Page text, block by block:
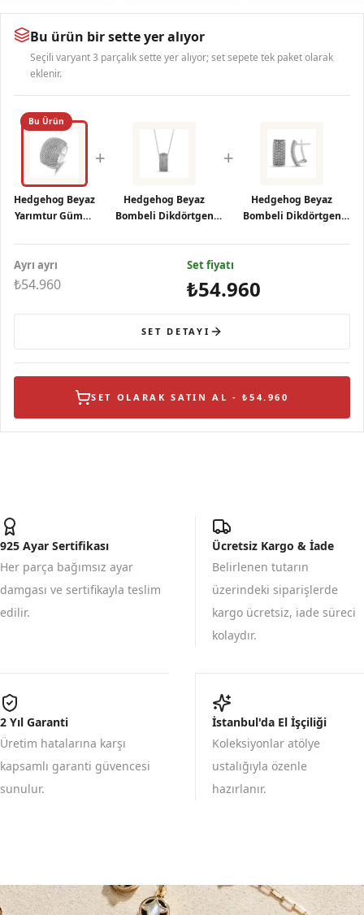
Bu ürün bir sette yer alıyor
Seçili varyant 3 parçalık sette yer alıyor; set sepete tek paket olarak
eklenir.
Bu Ürün
Hedgehog Beyaz
Yarımtur Gümüş
+
Hedgehog Beyaz
Bombeli Dikdörtgen
+
Hedgehog Beyaz
Bombeli Dikdörtgen
Ayrı ayrı
₺54.960
Set fiyatı
₺54.960
SET DETAYI
SET OLARAK SATIN AL - ₺54.960
925 Ayar Sertifikası
Her parça bağımsız ayar
damgası ve sertifikayla teslim
edilir.
Ücretsiz Kargo & İade
Belirlenen tutarın
üzerindeki siparişlerde
kargo ücretsiz, iade süreci
kolaydır.
2 Yıl Garanti
Üretim hatalarına karşı
kapsamlı garanti güvencesi
sunulur.
İstanbul'da El İşçiliği
Koleksiyonlar atölye
ustalığıyla özenle
hazırlanır.